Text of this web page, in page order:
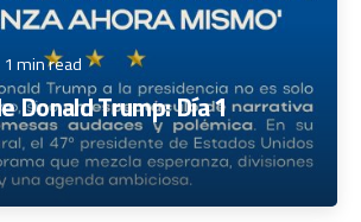
1 min read
Donald Trump: Día 1